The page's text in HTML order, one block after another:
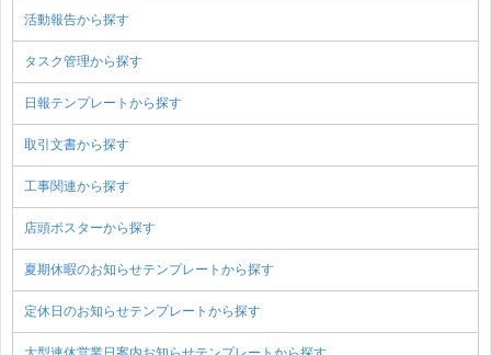
活動報告から探す
タスク管理から探す
日報テンプレートから探す
取引文書から探す
工事関連から探す
店頭ポスターから探す
夏期休暇のお知らせテンプレートから探す
定休日のお知らせテンプレートから探す